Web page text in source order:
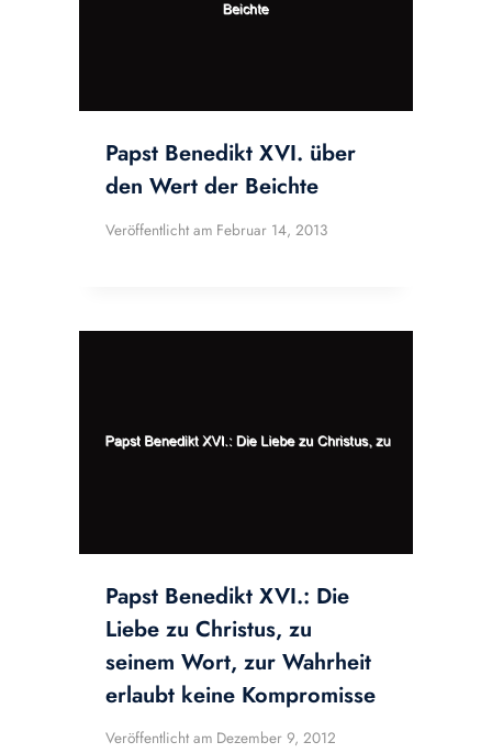
Papst Benedikt XVI. über
den Wert der Beichte
Veröffentlicht am Februar 14, 2013
Papst Benedikt XVI.: Die
Liebe zu Christus, zu
seinem Wort, zur Wahrheit
erlaubt keine Kompromisse
Veröffentlicht am Dezember 9, 2012